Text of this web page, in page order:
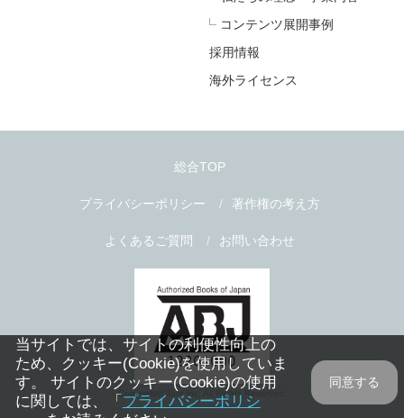
コンテンツ展開事例
採用情報
海外ライセンス
総合TOP
プライバシーポリシー 著作権の考え方
よくあるご質問 お問い合わせ
Copyright© libre inc. All Rights Reserved.
当サイトでは、サイトの利便性向上の
ため、クッキー(Cookie)を使用していま
す。 サイトのクッキー(Cookie)の使用
に関しては、「 プライバシーポリシ
同意する